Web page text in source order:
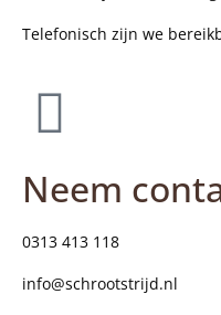
Telefonisch zijn we
Neem
0313 413 118
info@schrootstrijd.nl